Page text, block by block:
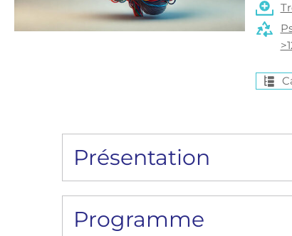
Présentation
> Introduction de la
Programme